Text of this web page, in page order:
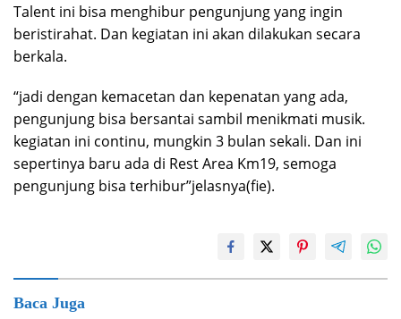
Talent ini bisa menghibur pengunjung yang ingin
beristirahat. Dan kegiatan ini akan dilakukan secara
berkala.
“jadi dengan kemacetan dan kepenatan yang ada,
pengunjung bisa bersantai sambil menikmati musik.
kegiatan ini continu, mungkin 3 bulan sekali. Dan ini
sepertinya baru ada di Rest Area Km19, semoga
pengunjung bisa terhibur”jelasnya(fie).
Baca Juga